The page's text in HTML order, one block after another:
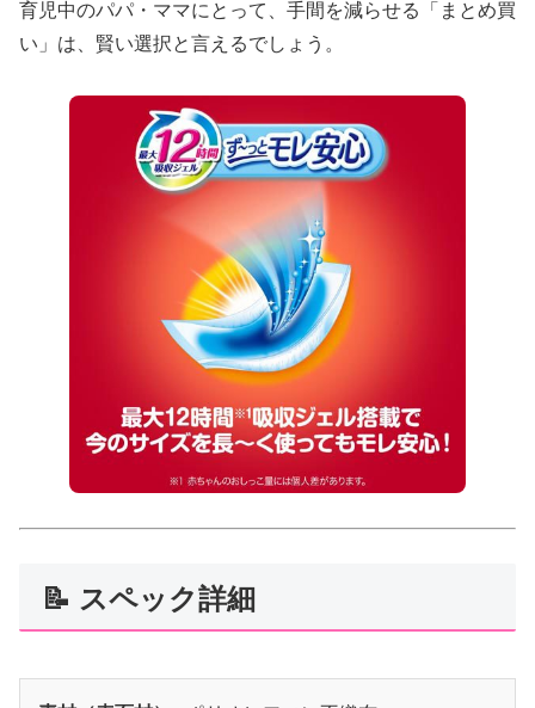
育児中のパパ・ママにとって、手間を減らせる「まとめ買
い」は、賢い選択と言えるでしょう。
📝 スペック詳細